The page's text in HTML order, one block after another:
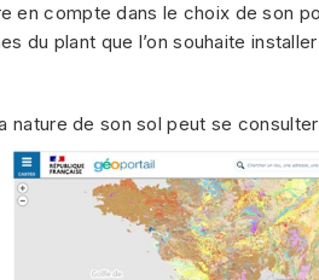
en compte dans le choix de son
du plant que l’on souhaite
nature de son sol peut se